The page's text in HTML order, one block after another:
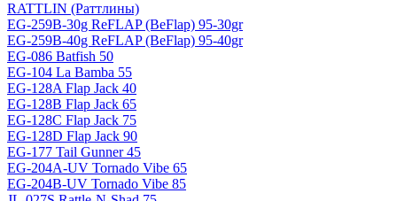
RATTLIN (Раттлины)
EG-259B-30g ReFLAP (BeFlap) 95-30gr
EG-259B-40g ReFLAP (BeFlap) 95-40gr
EG-086 Batfish 50
EG-104 La Bamba 55
EG-128A Flap Jack 40
EG-128B Flap Jack 65
EG-128C Flap Jack 75
EG-128D Flap Jack 90
EG-177 Tail Gunner 45
EG-204A-UV Tornado Vibe 65
EG-204B-UV Tornado Vibe 85